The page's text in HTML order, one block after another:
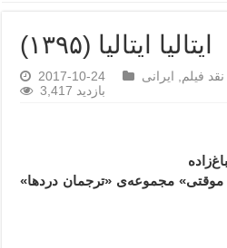
ایتالیا ایتالیا (۱۳۹۵)
2017-10-24 نقد فیلم ایرانی
3,417 بازدید
مجموعه‌ی «ترجمان دردها»